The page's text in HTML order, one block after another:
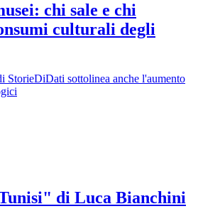
chi sale e chi
culturali degli
StorieDiDati sottolinea anche l'aumento
di Luca Bianchini